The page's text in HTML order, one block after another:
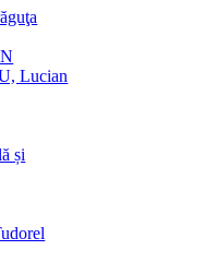
Lucian
și